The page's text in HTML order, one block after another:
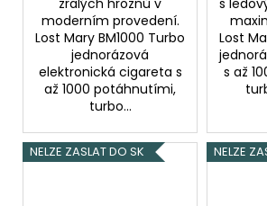
zralých hroznů v
moderním provedení.
Lost Mary BM1000 Turbo
jednorázová
elektronická cigareta s
až 1000 potáhnutími,
turbo...
s
Lost
s až
NELZE ZASLAT DO SK NELZE